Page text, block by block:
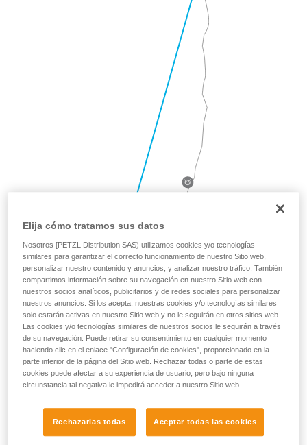
Elija cómo tratamos sus datos
Nosotros [PETZL Distribution SAS) utilizamos cookies y/o tecnologías
similares para garantizar el correcto funcionamiento de nuestro Sitio web,
personalizar nuestro contenido y anuncios, y analizar nuestro tráfico. También
compartimos información sobre su navegación en nuestro Sitio web con
nuestros socios analíticos, publicitarios y de redes sociales para personalizar
nuestros anuncios. Si los acepta, nuestras cookies y/o tecnologías similares
solo estarán activas en nuestro Sitio web y no le seguirán en otros sitios web.
Las cookies y/o tecnologías similares de nuestros socios le seguirán a través
de su navegación. Puede retirar su consentimiento en cualquier momento
haciendo clic en el enlace "Configuración de cookies", proporcionado en la
parte inferior de la página del Sitio web. Rechazar todas o parte de estas
cookies puede afectar a su experiencia de usuario, pero bajo ninguna
circunstancia tal negativa le impedirá acceder a nuestro Sitio web.
Rechazarlas todas Aceptar todas las cookies